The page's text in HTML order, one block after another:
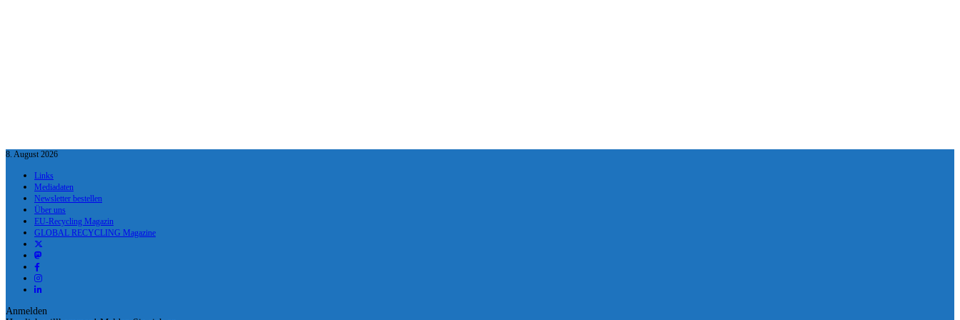
8. August 2026
Links
Mediadaten
Newsletter bestellen
Über uns
EU-Recycling Magazin
GLOBAL RECYCLING Magazine
Anmelden